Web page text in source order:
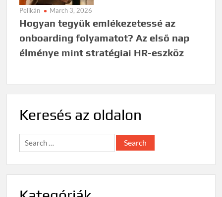
Pelikán March 3, 2026
Hogyan tegyük emlékezetessé az
onboarding folyamatot? Az első nap
élménye mint stratégiai HR-eszköz
Keresés az oldalon
Search
for: